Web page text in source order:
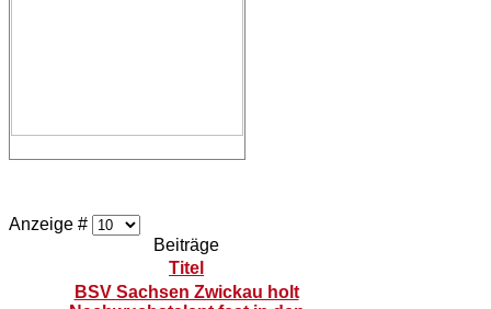
Anzeige #
Beiträge
Titel
BSV Sachsen Zwickau holt